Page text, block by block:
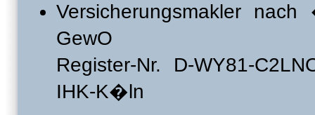
Versicherungsmakler
GewO
Register-Nr. D-WY81-
IHK-K�ln